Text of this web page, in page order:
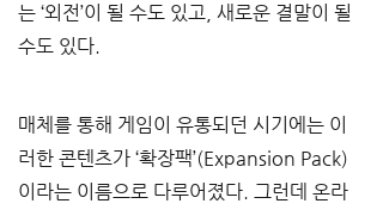
는 ‘외전’이 될 수도 있고, 새로운 결말이 될
수도 있다.
매체를 통해 게임이 유통되던 시기에는 이
러한 콘텐츠가 ‘확장팩’(Expansion Pack)
이라는 이름으로 다루어졌다. 그런데 온라